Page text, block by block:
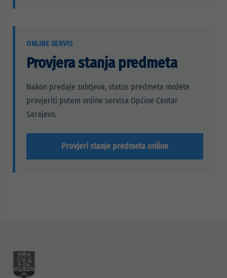
ONLINE SERVIS
Provjera stanja predmeta
Nakon predaje zahtjeva, status predmeta možete
provjeriti putem online servisa Općine Centar
Sarajevo.
Provjeri stanje predmeta online